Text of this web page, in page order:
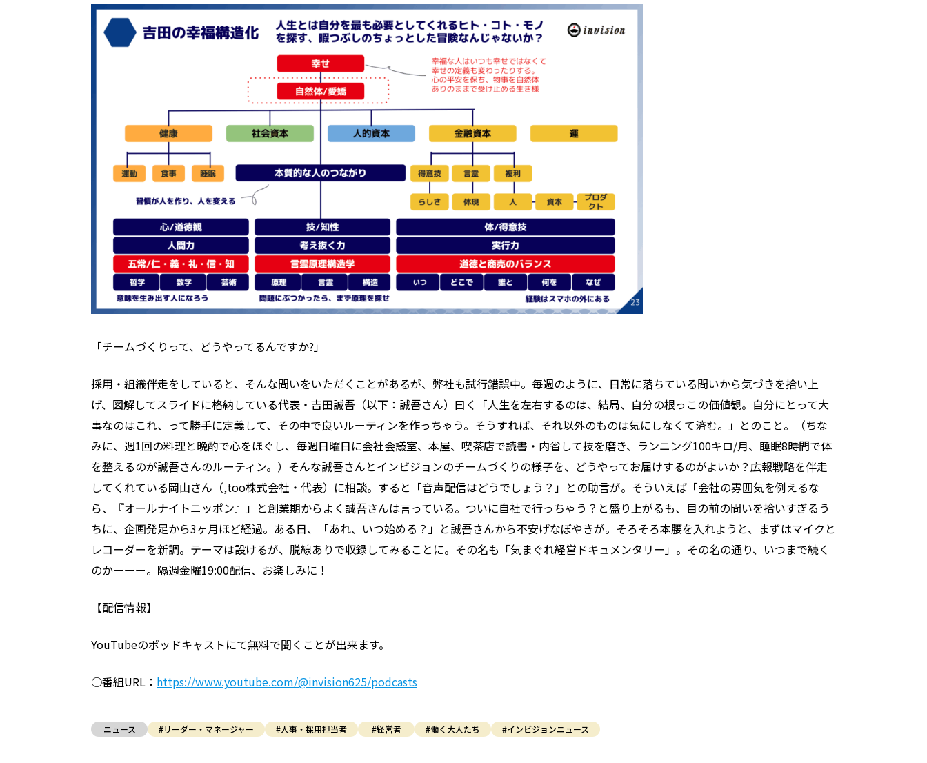
「チームづくりって、どうやってるんですか?」
採用・組織伴走をしていると、そんな問いをいただくことがあるが、弊社も試行錯誤中。毎週のように、日常に落ちている問いから気づきを拾い上
げ、図解してスライドに格納している代表・吉田誠吾（以下：誠吾さん）曰く「人生を左右するのは、結局、自分の根っこの価値観。自分にとって大
事なのはこれ、って勝手に定義して、その中で良いルーティンを作っちゃう。そうすれば、それ以外のものは気にしなくて済む。」とのこと。（ちな
みに、週1回の料理と晩酌で心をほぐし、毎週日曜日に会社会議室、本屋、喫茶店で読書・内省して技を磨き、ランニング100キロ/月、睡眠8時間で体
を整えるのが誠吾さんのルーティン。）そんな誠吾さんとインビジョンのチームづくりの様子を、どうやってお届けするのがよいか？広報戦略を伴走
してくれている岡山さん（,too株式会社・代表）に相談。すると「音声配信はどうでしょう？」との助言が。そういえば「会社の雰囲気を例えるな
ら、『オールナイトニッポン』」と創業期からよく誠吾さんは言っている。ついに自社で行っちゃう？と盛り上がるも、目の前の問いを拾いすぎるう
ちに、企画発足から3ヶ月ほど経過。ある日、「あれ、いつ始める？」と誠吾さんから不安げなぼやきが。そろそろ本腰を入れようと、まずはマイクと
レコーダーを新調。テーマは設けるが、脱線ありで収録してみることに。その名も「気まぐれ経営ドキュメンタリー」。その名の通り、いつまで続く
のかーーー。隔週金曜19:00配信、お楽しみに！
【配信情報】
YouTubeのポッドキャストにて無料で聞くことが出来ます。
○番組URL： https://www.youtube.com/@invision625/podcasts
ニュース #リーダー・マネージャー #人事・採用担当者 #経営者 #働く大人たち #インビジョンニュース